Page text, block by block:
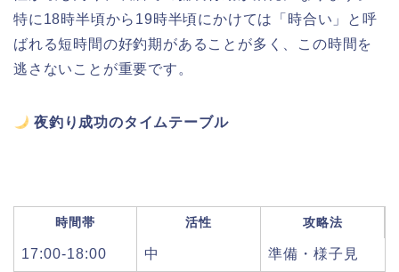
特に18時半頃から19時半頃にかけては「時合い」と呼
ばれる短時間の好釣期があることが多く、この時間を
逃さないことが重要です。
夜釣り成功のタイムテーブル
時間帯 活性 攻略法
17:00-18:00 中 準備・様子見